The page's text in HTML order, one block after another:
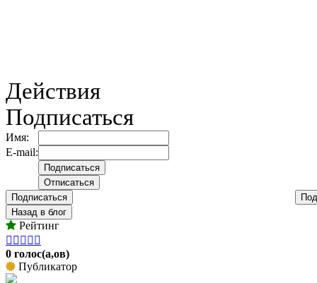
Действия
Подписаться
Имя:
E-mail:
Подписаться
Назад в блог
Рейтинг
    
0 голос(а,ов)
Публикатор